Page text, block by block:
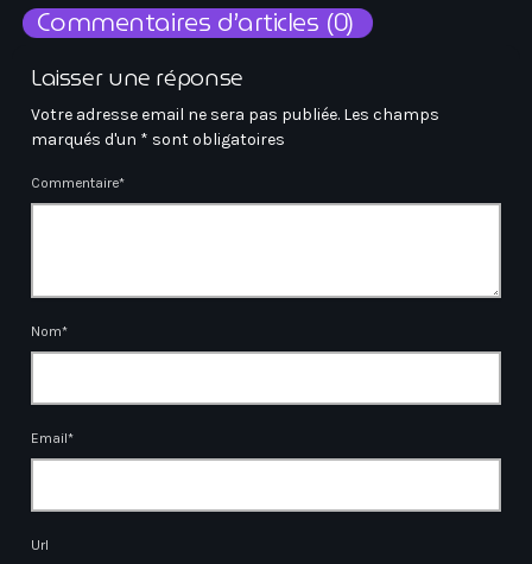
Commentaires d’articles (0)
Laisser une réponse
Votre adresse email ne sera pas publiée. Les champs
marqués d'un * sont obligatoires
Commentaire*
Nom*
Email*
Url